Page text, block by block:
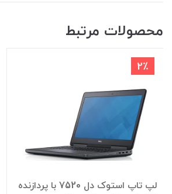
محصولات مرتبط
2٪
لپ تاپ استوک دل 7520 با پردازنده